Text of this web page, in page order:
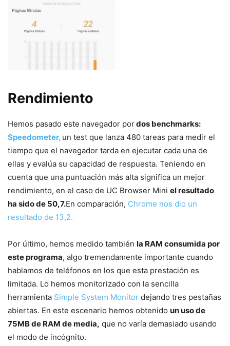
Rendimiento
Hemos pasado este navegador pordos benchmarks:
Speedometer, un test que lanza 480 tareas para medir el
tiempo que el navegador tarda en ejecutar cada una de
ellas y evalúa su capacidad de respuesta. Teniendo en
cuenta que una puntuación más alta significa un mejor
rendimiento, en el caso de UC Browser Mini el resultado
ha sido de 50,7.En comparación, Chrome nos dio un
resultado de 13,2.
Por último, hemos medido también la RAM consumida por
este programa, algo tremendamente importante cuando
hablamos de teléfonos en los que esta prestación es
limitada. Lo hemos monitorizado con la sencilla
herramienta Simple System Monitor dejando tres pestañas
abiertas. En este escenario hemos obtenido un uso de
75MB de RAM de media, que no varía demasiado usando
el modo de incógnito.